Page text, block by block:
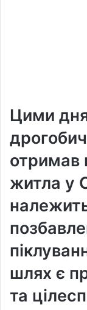
Цими
отримав
житла у
шлях є
та